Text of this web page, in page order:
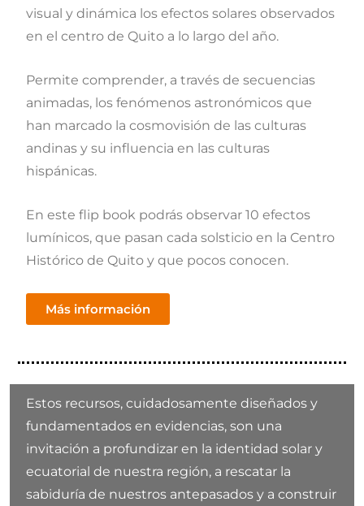
visual y dinámica los efectos solares observados
en el centro de Quito a lo largo del año.
Permite comprender, a través de secuencias
animadas, los fenómenos astronómicos que
han marcado la cosmovisión de las culturas
andinas y su influencia en las culturas
hispánicas.
En este flip book podrás observar 10 efectos
lumínicos, que pasan cada solsticio en la Centro
Histórico de Quito y que pocos conocen.
Más información
Estos recursos, cuidadosamente diseñados y
fundamentados en evidencias, son una
invitación a profundizar en la identidad solar y
ecuatorial de nuestra región, a rescatar la
sabiduría de nuestros antepasados y a construir